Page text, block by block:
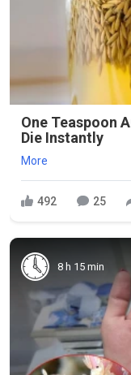
One Teaspoon
Die Instantly
More
492 25
8 h 15 min